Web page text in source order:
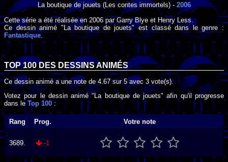
La boutique de jouets(Les contes immortels) - 2006
Cette série a été réalisée en 2006par Garry Blye et Henry Less.
Ce dessin animé "La boutique de jouets" est classé dans le genre :
Fantastique.
TOP 100 DES DESSINS ANIMÉS
Ce dessin animé a une note de4.67sur5avec 3 vote(s).
Votez pour le dessin animé "La boutique de jouets" afin qu'il progresse
dans le Top 100 :
Rang Prog. Votre note
3689. -1